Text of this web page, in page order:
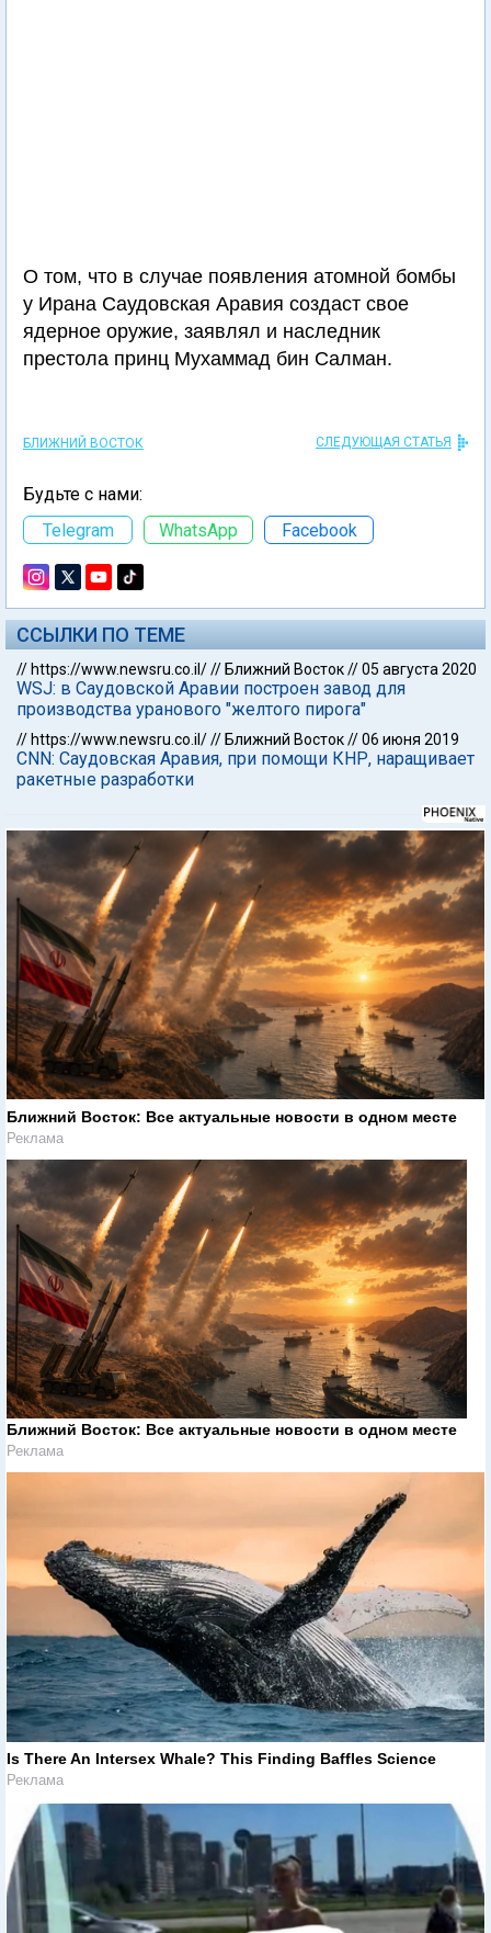
О том, что в случае появления атомной бомбы
у Ирана Саудовская Аравия создаст свое
ядерное оружие, заявлял и наследник
престола принц Мухаммад бин Салман.
БЛИЖНИЙ ВОСТОК СЛЕДУЮЩАЯ СТАТЬЯ
Будьте с нами:
Telegram
WhatsApp Facebook
ССЫЛКИ ПО ТЕМЕ
// https://www.newsru.co.il/// Ближний Восток//05 августа 2020
WSJ: в Саудовской Аравии построен завод для
производства уранового "желтого пирога"
// https://www.newsru.co.il/// Ближний Восток//06 июня 2019
CNN: Саудовская Аравия, при помощи КНР, наращивает
ракетные разработки
Ближний Восток: Все актуальные новости в одном месте
Реклама
Ближний Восток: Все актуальные новости в одном месте
Реклама
Is There An Intersex Whale? This Finding Baffles Science
Реклама